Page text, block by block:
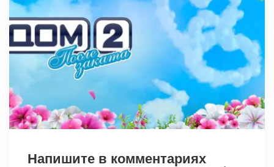
Напишите в комментариях